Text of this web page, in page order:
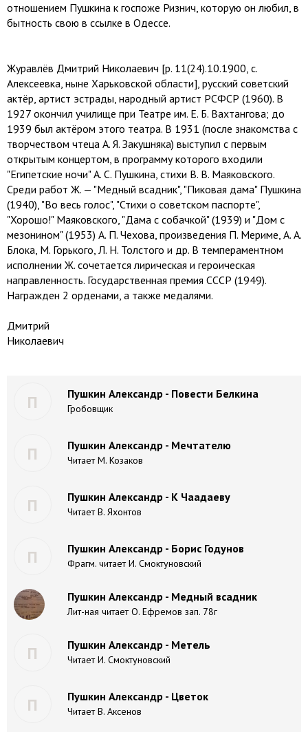
отношением Пушкина к госпоже Ризнич, которую он любил, в
бытность свою в ссылке в Одессе.
Журавлёв Дмитрий Николаевич [р. 11(24).10.1900, с.
Алексеевка, ныне Харьковской области], русский советский
актёр, артист эстрады, народный артист РСФСР (1960). В
1927 окончил училище при Театре им. Е. Б. Вахтангова; до
1939 был актёром этого театра. В 1931 (после знакомства с
творчеством чтеца А. Я. Закушняка) выступил с первым
открытым концертом, в программу которого входили
"Египетские ночи" А. С. Пушкина, стихи В. В. Маяковского.
Среди работ Ж. — "Медный всадник", "Пиковая дама" Пушкина
(1940), "Во весь голос", "Стихи о советском паспорте",
"Хорошо!" Маяковского, "Дама с собачкой" (1939) и "Дом с
мезонином" (1953) А. П. Чехова, произведения П. Мериме, А. А.
Блока, М. Горького, Л. Н. Толстого и др. В темпераментном
исполнении Ж. сочетается лирическая и героическая
направленность. Государственная премия СССР (1949).
Награжден 2 орденами, а также медалями.
Дмитрий
Николаевич
П Пушкин Александр - Повести Белкина
Гробовщик
П Пушкин Александр - Мечтателю
Читает М. Козаков
П Пушкин Александр - К Чаадаеву
Читает В. Яхонтов
П Пушкин Александр - Борис Годунов
Фрагм. читает И. Смоктуновский
Пушкин Александр - Медный всадник
Лит-ная читает О. Ефремов зап. 78г
П Пушкин Александр - Метель
Читает И. Смоктуновский
П Пушкин Александр - Цветок
Читает В. Аксенов